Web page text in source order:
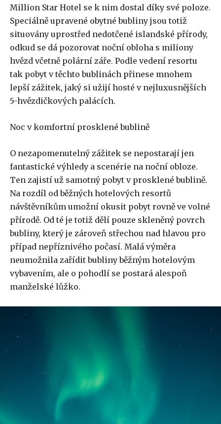
Million Star Hotel se k nim dostal díky své poloze.
Speciálně upravené obytné bubliny jsou totiž
situovány uprostřed nedotčené islandské přírody,
odkud se dá pozorovat noční obloha s miliony
hvězd včetně polární záře. Podle vedení resortu
tak pobyt v těchto bublinách přinese mnohem
lepší zážitek, jaký si užijí hosté v nejluxusnějších
5-hvězdičkových palácích.
Noc v komfortní prosklené bublině
O nezapomenutelný zážitek se nepostarají jen
fantastické výhledy a scenérie na noční obloze.
Ten zajistí už samotný pobyt v prosklené bublině.
Na rozdíl od běžných hotelových resortů
návštěvníkům umožní okusit pobyt rovně ve volné
přírodě. Od té je totiž dělí pouze skleněný povrch
bubliny, který je zároveň střechou nad hlavou pro
případ nepříznivého počasí. Malá výměra
neumožnila zařídit bubliny běžným hotelovým
vybavením, ale o pohodlí se postará alespoň
manželské lůžko.